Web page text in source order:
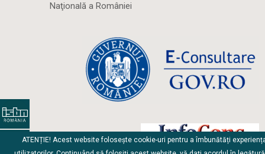
Naţională a României
ATENȚIE! Acest website folosește cookie-uri pentru a îmbunătăți